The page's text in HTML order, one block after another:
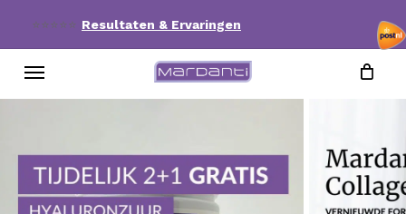
main
⭐⭐⭐⭐⭐ Resultaten & Ervaringen